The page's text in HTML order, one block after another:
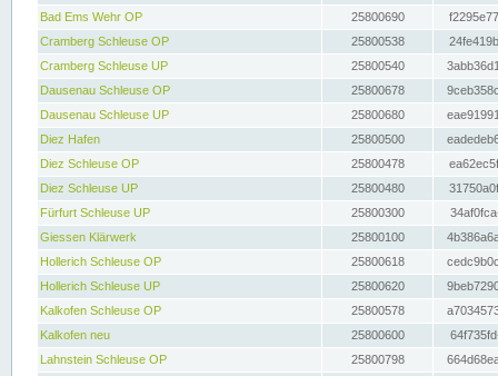
Bad Ems Wehr OP
25800690
Cramberg Schleuse OP
25800538
Cramberg Schleuse UP
25800540
Dausenau Schleuse OP
25800678
Dausenau Schleuse UP
25800680
Diez Hafen
25800500
Diez Schleuse OP
25800478
Diez Schleuse UP
25800480
Fürfurt Schleuse UP
25800300
Giessen Klärwerk
25800100
Hollerich Schleuse OP
25800618
Hollerich Schleuse UP
25800620
Kalkofen Schleuse OP
25800578
Kalkofen neu
25800600
Lahnstein Schleuse OP
25800798